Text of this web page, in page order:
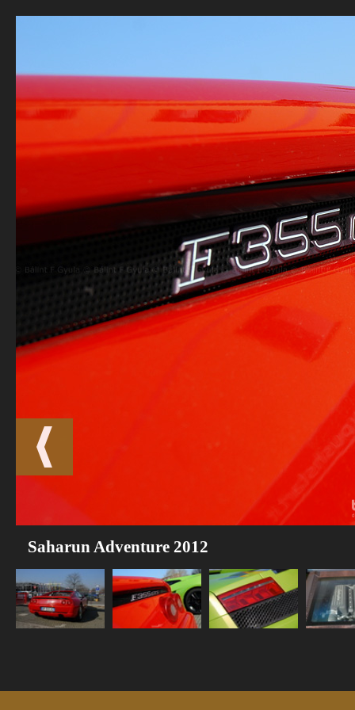
Saharun Adventure 2012